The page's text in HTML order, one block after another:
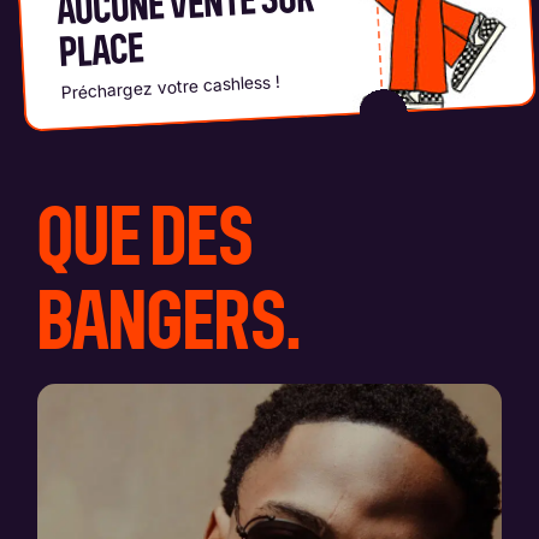
PLACE
Préchargez votre cashless !
QUE DES
BANGERS.